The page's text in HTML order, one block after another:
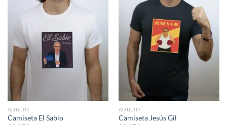
ADULTO
Camiseta El Sabio
ADULTO
Camiseta Jesús Gil